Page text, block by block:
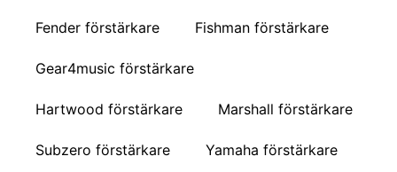
Fender förstärkare Fishman förstärkare
Gear4music förstärkare
Hartwood förstärkare Marshall förstärkare
Subzero förstärkare Yamaha förstärkare